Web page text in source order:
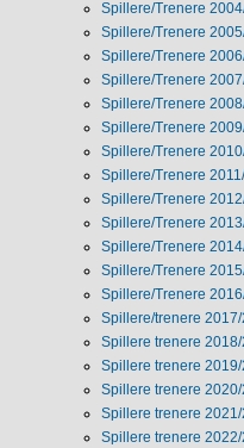
Spillere/Trenere
Spillere/Trenere
Spillere/Trenere
Spillere/Trenere
Spillere/Trenere
Spillere/Trenere
Spillere/Trenere
Spillere/Trenere
Spillere/Trenere
Spillere/Trenere
Spillere/Trenere
Spillere/Trenere
Spillere/Trenere
Spillere/trenere
Spillere trenere
Spillere trenere
Spillere trenere
Spillere trenere
Spillere trenere